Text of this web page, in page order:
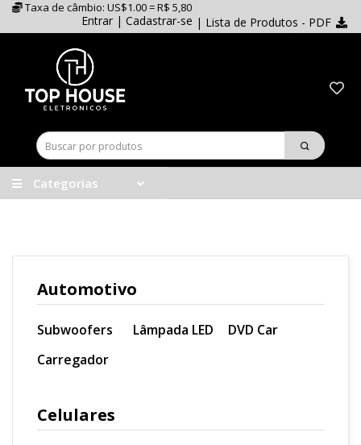
Taxa de câmbio: US$1.00 = R$ 5,80
Entrar | Cadastrar-se | Lista de Produtos - PDF
Categorias
Automotivo
Subwoofers Lâmpada LED
DVD Car
Carregador
Celulares